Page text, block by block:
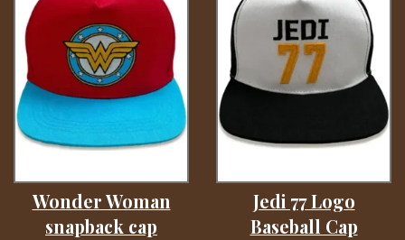
Wonder Woman
snapback cap
Jedi 77 Logo
Baseball Cap